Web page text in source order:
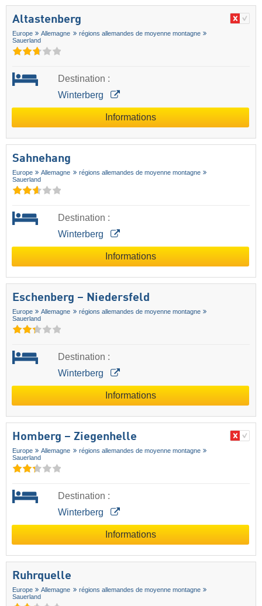
Altastenberg
Europe Allemagne
régions allemandes de moyenne montagne
Sauerland
Destination :
Winterberg
Informations
Sahnehang
Europe Allemagne
régions allemandes de moyenne montagne
Sauerland
Destination :
Winterberg
Informations
Eschenberg – Niedersfeld
Europe Allemagne
régions allemandes de moyenne montagne
Sauerland
Destination :
Winterberg
Informations
Homberg – Ziegenhelle
Europe Allemagne
régions allemandes de moyenne montagne
Sauerland
Destination :
Winterberg
Informations
Ruhrquelle
Europe Allemagne
régions allemandes de moyenne montagne
Sauerland